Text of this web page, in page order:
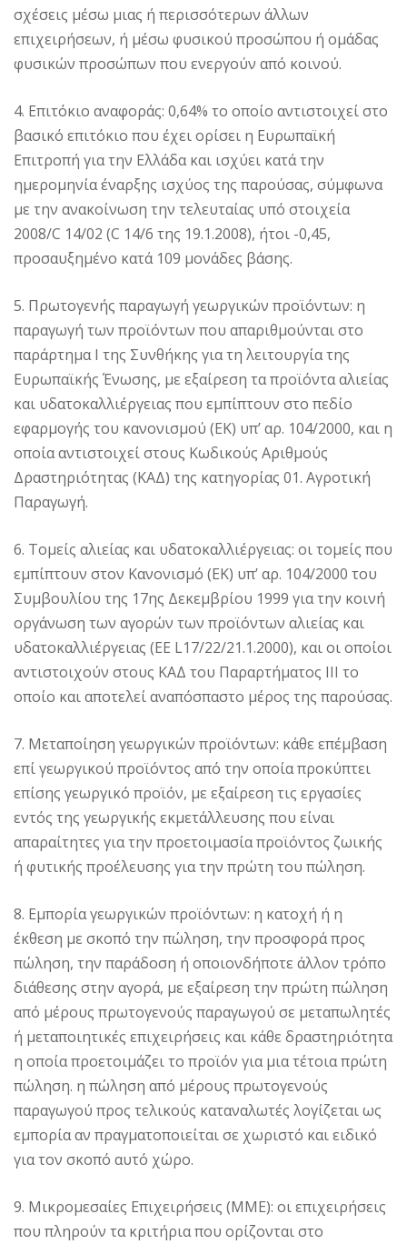
σχέσεις μέσω μιας ή περισσότερων άλλων
επιχειρήσεων, ή μέσω φυσικού προσώπου ή ομάδας
φυσικών προσώπων που ενεργούν από κοινού.
4. Επιτόκιο αναφοράς: 0,64% το οποίο αντιστοιχεί στο
βασικό επιτόκιο που έχει ορίσει η Ευρωπαϊκή
Επιτροπή για την Ελλάδα και ισχύει κατά την
ημερομηνία έναρξης ισχύος της παρούσας, σύμφωνα
με την ανακοίνωση την τελευταίας υπό στοιχεία
2008/C 14/02 (C 14/6 της 19.1.2008), ήτοι -0,45,
προσαυξημένο κατά 109 μονάδες βάσης.
5. Πρωτογενής παραγωγή γεωργικών προϊόντων: η
παραγωγή των προϊόντων που απαριθμούνται στο
παράρτημα I της Συνθήκης για τη λειτουργία της
Ευρωπαϊκής Ένωσης, με εξαίρεση τα προϊόντα αλιείας
και υδατοκαλλιέργειας που εμπίπτουν στο πεδίο
εφαρμογής του κανονισμού (ΕΚ) υπ’ αρ. 104/2000, και η
οποία αντιστοιχεί στους Κωδικούς Αριθμούς
Δραστηριότητας (ΚΑΔ) της κατηγορίας 01. Αγροτική
Παραγωγή.
6. Τομείς αλιείας και υδατοκαλλιέργειας: οι τομείς που
εμπίπτουν στον Κανονισμό (ΕΚ) υπ’ αρ. 104/2000 του
Συμβουλίου της 17ης Δεκεμβρίου 1999 για την κοινή
οργάνωση των αγορών των προϊόντων αλιείας και
υδατοκαλλιέργειας (EE L17/22/21.1.2000), και οι οποίοι
αντιστοιχούν στους ΚΑΔ του Παραρτήματος ΙΙΙ το
οποίο και αποτελεί αναπόσπαστο μέρος της παρούσας.
7. Μεταποίηση γεωργικών προϊόντων: κάθε επέμβαση
επί γεωργικού προϊόντος από την οποία προκύπτει
επίσης γεωργικό προϊόν, με εξαίρεση τις εργασίες
εντός της γεωργικής εκμετάλλευσης που είναι
απαραίτητες για την προετοιμασία προϊόντος ζωικής
ή φυτικής προέλευσης για την πρώτη του πώληση.
8. Εμπορία γεωργικών προϊόντων: η κατοχή ή η
έκθεση με σκοπό την πώληση, την προσφορά προς
πώληση, την παράδοση ή οποιονδήποτε άλλον τρόπο
διάθεσης στην αγορά, με εξαίρεση την πρώτη πώληση
από μέρους πρωτογενούς παραγωγού σε μεταπωλητές
ή μεταποιητικές επιχειρήσεις και κάθε δραστηριότητα
η οποία προετοιμάζει το προϊόν για μια τέτοια πρώτη
πώληση. η πώληση από μέρους πρωτογενούς
παραγωγού προς τελικούς καταναλωτές λογίζεται ως
εμπορία αν πραγματοποιείται σε χωριστό και ειδικό
για τον σκοπό αυτό χώρο.
9. Μικρομεσαίες Επιχειρήσεις (ΜΜΕ): οι επιχειρήσεις
που πληρούν τα κριτήρια που ορίζονται στο